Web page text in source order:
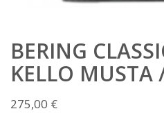
BERING
KELLO MUSTA
275,00 €